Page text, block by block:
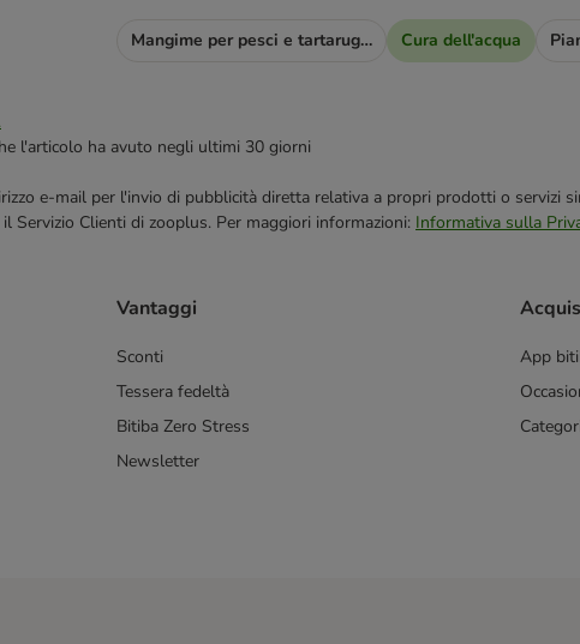
Mangime per pesci e tartarughe Cura dell'acqua
l'articolo ha avuto negli ultimi 30 giorni
e-mail per l'invio di pubblicità diretta relativa a propri prodotti o servizi
Servizio Clienti di zooplus. Per maggiori informazioni: Informativa sulla
Vantaggi
Sconti
Tessera fedeltà
Bitiba Zero Stress
Newsletter
App